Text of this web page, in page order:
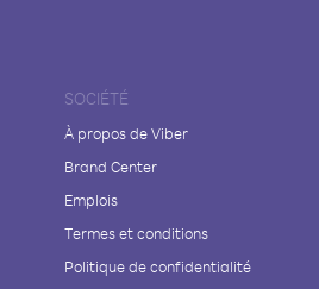
SOCIÉTÉ
À propos de Viber
Brand Center
Emplois
Termes et conditions
Politique de confidentialité